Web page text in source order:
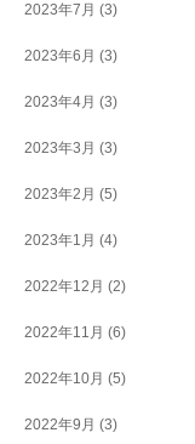
2023年7月 (3)
2023年6月 (3)
2023年4月 (3)
2023年3月 (3)
2023年2月 (5)
2023年1月 (4)
2022年12月 (2)
2022年11月 (6)
2022年10月 (5)
2022年9月 (3)